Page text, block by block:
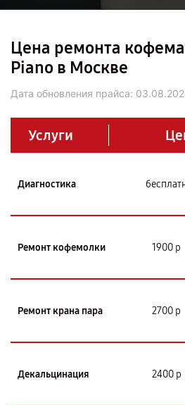
Цена ремонта
Piano в Москве
Дата обновления прайса:
Услуги
Диагностика
Ремонт кофемолки 1900 р
Ремонт крана пара 2700 р
Декальцинация 2400 р